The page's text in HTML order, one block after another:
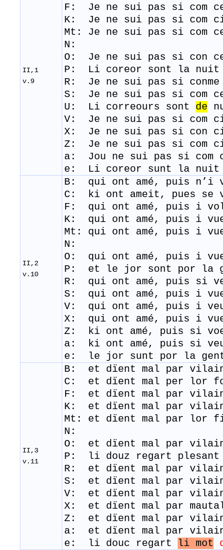
II,1
v.9
F: Je ne sui pas si com
K: Je ne sui pas si com
Mt: Je ne sui pas si com
N:
​O: Je ne sui pas si con
​P: Li coreor sont la nuit
R: Je ne sui pas si
S: Je ne sui pas si com
U: Li correours sont de
​V: Je ne sui pas si com
X: Je ne sui pas si con
Z: Je ne sui pas si com
a: Jou ne sui pas si com
e: Li coreor sunt la nuit
II,2
v.10
B: qui ont amé, puis n’i
C: ki ont ameit, pues se
F: qui ont amé, puis i
K: qui ont amé, puis i
Mt: qui ont amé, puis i
N:
O: qui ont amé, puis i
P: et le jor sont por la
R: qui ont amé, puis si
S: qui ont amé, puis i
V: qui ont amé, puis i
X: qui ont amé, puis i
Z: ki ont amé, puis si
a: ki ont amé, puis si
e: le jor sunt por la
II,3
v.11
B: et dïent mal par
C: et dïent mal per lor
F: et dïent mal par vilain
K: et dïent mal par
Mt: et dïent mal par lor
N:
O: et dïent mal par
P: li douz regart plesant
R: ​ et dïent mal par
S: et dïent mal par
V: et dïent mal par
X: et dïent mal par
Z: et dïent mal par
a: et dïent mal par
e: li douc regart li mot